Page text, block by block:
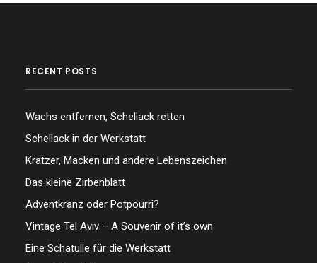
RECENT POSTS
Wachs entfernen, Schellack retten
Schellack in der Werkstatt
Kratzer, Macken und andere Lebenszeichen
Das kleine Zirbenblatt
Adventkranz oder Potpourri?
Vintage Tel Aviv – A Souvenir of it’s own
Eine Schatulle für die Werkstatt